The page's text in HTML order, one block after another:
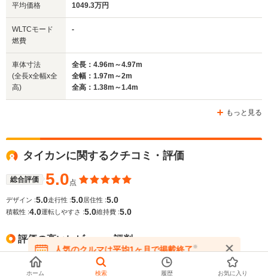
駆動方式
平均価格 1049.3万円
WLTCモード
燃費
-
車体寸法
(全長x全幅x全
高)
全長：4.96m～4.97m
全幅：1.97m～2m
全高：1.38m～1.4m
もっと見る
タイカンに関するクチコミ・評価
総合評価 5.0点
デザイン :5.0走行性 :5.0居住性 :5.0
積載性 :4.0運転しやすさ :5.0維持費 :5.0
評価の高いレビュー・評判
King of BEV！ 究極の4座スポーツサルーンです
人気のクルマは平均1ヶ月で掲載終了※
在庫が無くなる前にお問い合わせください
ホーム 検索 履歴 お気に入り